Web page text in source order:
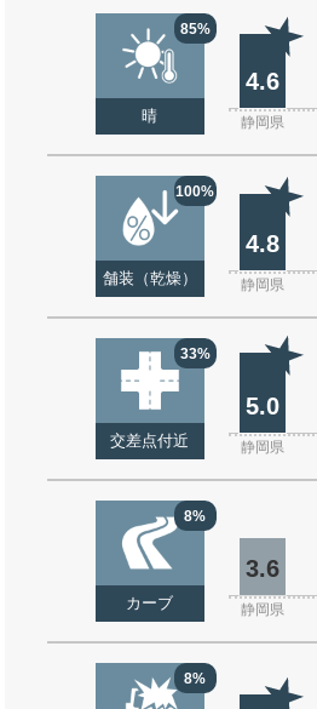
85%
晴
4.6
静岡県
100%
舗装（乾燥）
4.8
静岡県
33%
交差点付近
5.0
静岡県
8%
カーブ
3.6
静岡県
8%